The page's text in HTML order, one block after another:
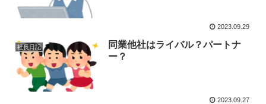
2023.09.29
社長日記
同業他社はライバル？パートナ
ー？
2023.09.27